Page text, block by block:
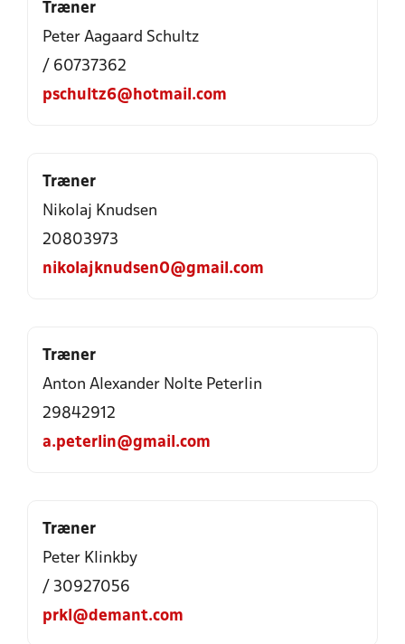
Træner
Peter Aagaard Schultz
/ 60737362
pschultz6@hotmail.com
Træner
Nikolaj Knudsen
20803973
nikolajknudsen0@gmail.com
Træner
Anton Alexander Nolte Peterlin
29842912
a.peterlin@gmail.com
Træner
Peter Klinkby
/ 30927056
prkl@demant.com